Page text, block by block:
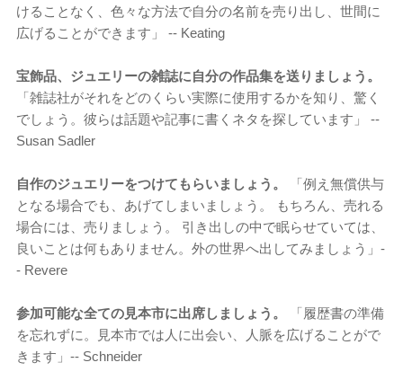
けることなく、色々な方法で自分の名前を売り出し、世間に
広げることができます」 -- Keating
宝飾品、ジュエリーの雑誌に自分の作品集を送りましょう。
「雑誌社がそれをどのくらい実際に使用するかを知り、驚く
でしょう。彼らは話題や記事に書くネタを探しています」 --
Susan Sadler
自作のジュエリーをつけてもらいましょう。
「例え無償供与
となる場合でも、あげてしまいましょう。 もちろん、売れる
場合には、売りましょう。 引き出しの中で眠らせていては、
良いことは何もありません。外の世界へ出してみましょう」-
- Revere
参加可能な全ての見本市に出席しましょう。
「履歴書の準備
を忘れずに。見本市では人に出会い、人脈を広げることがで
きます」-- Schneider